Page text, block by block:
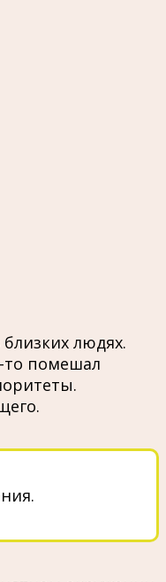
людях.
то помешал